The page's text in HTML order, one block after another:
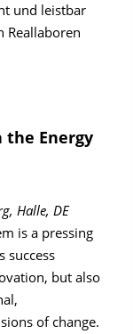
und leistbar
Reallaboren
the Energy
Halle, DE
is a pressing
success
but also
of change.